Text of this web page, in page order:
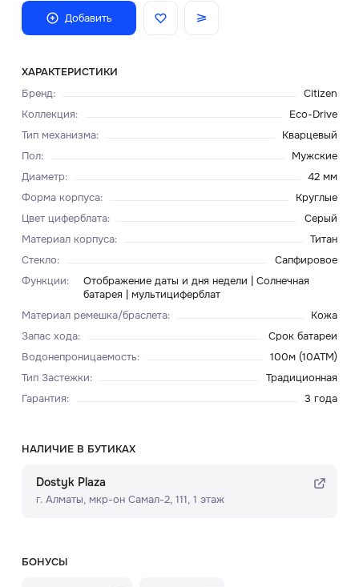
Добавить
ХАРАКТЕРИСТИКИ
Бренд:
Citizen
Коллекция:
Eco-Drive
Тип механизма:
Кварцевый
Пол:
Мужские
Диаметр:
42 мм
Форма корпуса:
Круглые
Цвет циферблата:
Серый
Материал корпуса:
Титан
Стекло:
Сапфировое
Функции:
Отображение даты и дня недели | Солнечная
батарея | мультициферблат
Материал ремешка/браслета:
Кожа
Запас хода:
Срок батареи
Водонепроницаемость:
100м (10ATM)
Тип Застежки:
Традиционная
Гарантия: 3 года
НАЛИЧИЕ В БУТИКАХ
Dostyk Plaza
г. Алматы, мкр-он Самал-2, 111, ​1 этаж
БОНУСЫ
Блог